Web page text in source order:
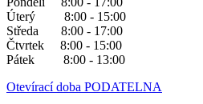
Úterý 8:00 - 15:00
Středa 8:00 - 17:00
Čtvrtek 8:00 - 15:00
Pátek 8:00 - 13:00
Otevírací doba PODATELNA